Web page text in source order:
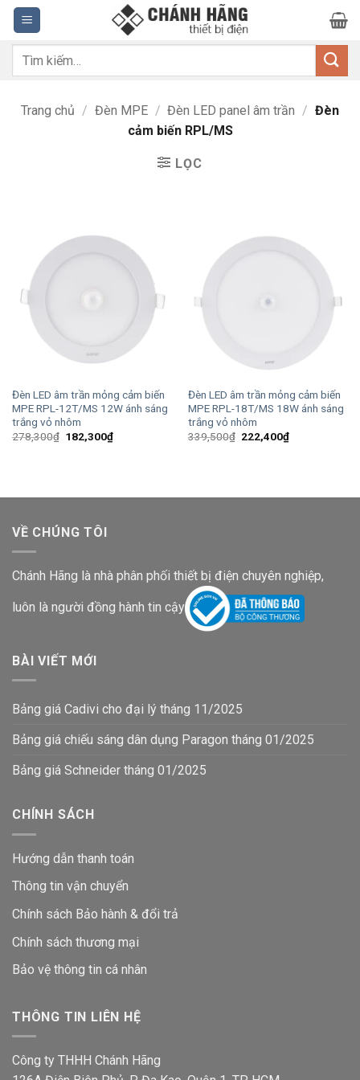
Bỏ
qua
nội
dung
Tìm
Trang chủ / Đèn MPE / Đèn LED panel âm trần / Đèn
cảm biến RPL/MS
LỌC
Đèn LED âm trần mỏng cảm biến
MPE RPL-12T/MS 12W ánh sáng
trắng vỏ nhôm
278,300₫ Giá
182,300₫Giá
hiện
Đèn LED âm trần mỏng cảm biến
MPE RPL-18T/MS 18W ánh sáng
trắng vỏ nhôm
339,500₫ Giá
222,400₫Giá
hiện
VỀ CHÚNG TÔI
Chánh Hãng là nhà phân phối thiết bị điện chuyên nghiệp,
luôn là người đồng hành tin cậy
BÀI VIẾT MỚI
Bảng giá Cadivi cho đại lý tháng 11/2025
Bảng giá chiếu sáng dân dụng Paragon tháng 01/2025
Bảng giá Schneider tháng 01/2025
CHÍNH SÁCH
Hướng dẫn thanh toán
Thông tin vận chuyển
Chính sách Bảo hành & đổi trả
Chính sách thương mại
Bảo vệ thông tin cá nhân
THÔNG TIN LIÊN HỆ
Công ty THHH Chánh Hãng